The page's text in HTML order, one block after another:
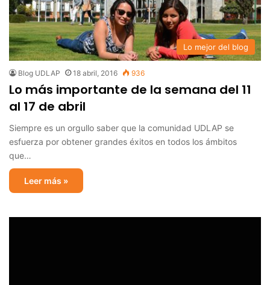
Lo mejor del blog
Blog UDLAP 18 abril, 2016 936
Lo más importante de la semana del 11
al 17 de abril
Siempre es un orgullo saber que la comunidad UDLAP se
esfuerza por obtener grandes éxitos en todos los ámbitos
que…
Leer más »